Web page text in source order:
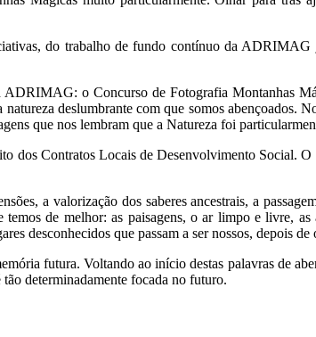
do trabalho de fundo contínuo da
o Concurso de Fotografia Montanhas
deslumbrante com que somos abençoados.
que nos lembram que a Natureza foi
dos Contratos Locais de Desenvolvimento Social.
a valorização dos saberes ancestrais, a
de melhor: as paisagens, o ar limpo e livre, as
desconhecidos que passam a ser nossos, depois de
futura. Voltando ao início destas palavras de
determinadamente focada no futuro.